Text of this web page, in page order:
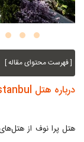
[ فهرست محتوای مقاله ]
درباره هتل Pera Neuf Istanbul